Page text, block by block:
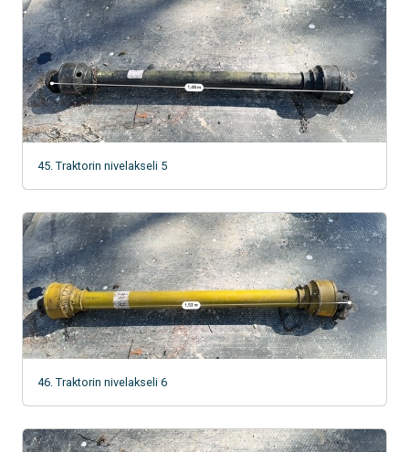
45. Traktorin nivelakseli 5
46. Traktorin nivelakseli 6